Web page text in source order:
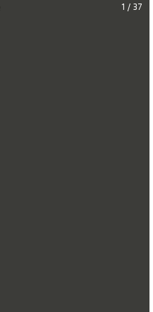
1 / 37